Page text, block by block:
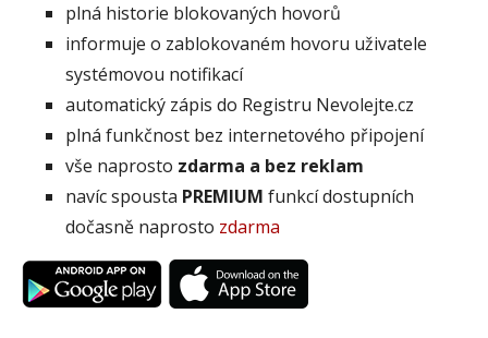
plná historie blokovaných hovorů
informuje o zablokovaném hovoru uživatele
systémovou notifikací
automatický zápis do Registru Nevolejte.cz
plná funkčnost bez internetového připojení
vše naprosto zdarma a bez reklam
navíc spousta PREMIUM funkcí dostupních
dočasně naprosto zdarma